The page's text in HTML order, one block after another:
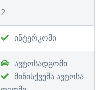
2
ინტერკომი
ავტოსადგომი
მიწისქვეშა ავტოსა